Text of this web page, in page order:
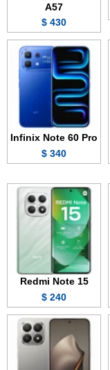
A57
430 $
Infinix Note 60 Pro
340 $
Redmi Note 15
240 $